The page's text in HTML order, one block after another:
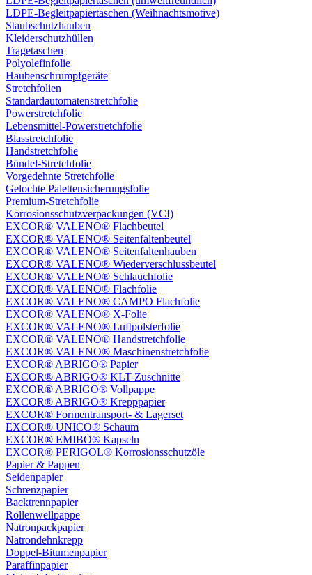
LDPE-Begleitpapiertaschen (Weihnachtsmotive)
Staubschutzhauben
Kleiderschutzhüllen
Tragetaschen
Polyolefinfolie
Haubenschrumpfgeräte
Stretchfolien
Standardautomatenstretchfolie
Powerstretchfolie
Lebensmittel-Powerstretchfolie
Blasstretchfolie
Handstretchfolie
Bündel-Stretchfolie
Vorgedehnte Stretchfolie
Gelochte Palettensicherungsfolie
Premium-Stretchfolie
Korrosionsschutzverpackungen (VCI)
EXCOR® VALENO® Flachbeutel
EXCOR® VALENO® Seitenfaltenbeutel
EXCOR® VALENO® Seitenfaltenhauben
EXCOR® VALENO® Wiederverschlussbeutel
EXCOR® VALENO® Schlauchfolie
EXCOR® VALENO® Flachfolie
EXCOR® VALENO® CAMPO Flachfolie
EXCOR® VALENO® X-Folie
EXCOR® VALENO® Luftpolsterfolie
EXCOR® VALENO® Handstretchfolie
EXCOR® VALENO® Maschinenstretchfolie
EXCOR® ABRIGO® Papier
EXCOR® ABRIGO® KLT-Zuschnitte
EXCOR® ABRIGO® Vollpappe
EXCOR® ABRIGO® Krepppapier
EXCOR® Formentransport- & Lagerset
EXCOR® UNICO® Schaum
EXCOR® EMIBO® Kapseln
EXCOR® PERIGOL® Korrosionsschutzöle
Papier & Pappen
Seidenpapier
Schrenzpapier
Backtrennpapier
Rollenwellpappe
Natronpackpapier
Natrondehnkrepp
Doppel-Bitumenpapier
Paraffinpapier